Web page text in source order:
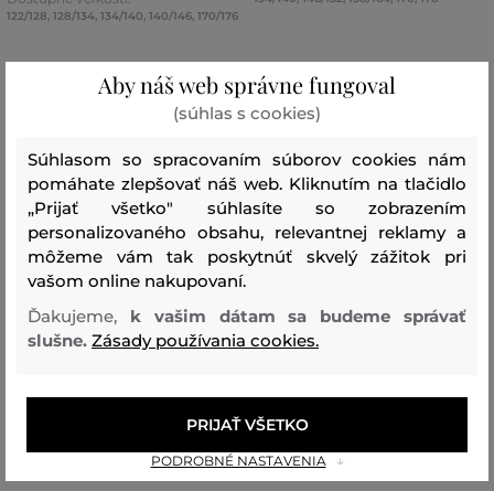
122/128 128/134 134/140 140/146, 170/176
PLAVKY GANT SWIM SHORTS PLAVKY GANT SWIM SHORTS
Aby náš web správne fungoval
(súhlas s cookies)
Súhlasom so spracovaním súborov cookies nám
pomáhate zlepšovať náš web. Kliknutím na tlačidlo
„Prijať všetko" súhlasíte so zobrazením
personalizovaného obsahu, relevantnej reklamy a
môžeme vám tak poskytnúť skvelý zážitok pri
vašom online nakupovaní.
Ďakujeme, k vašim dátam sa budeme správať
slušne. Zásady používania cookies.
PODROBNÉ NASTAVENIA
PRIJAŤ VŠETKO